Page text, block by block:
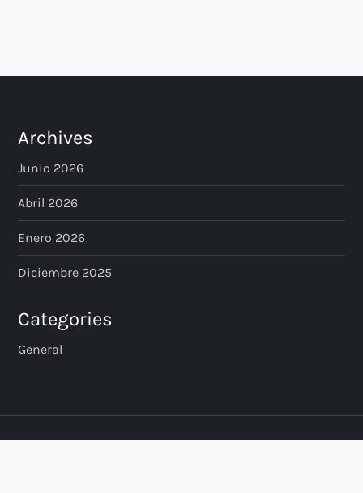
Archives
Junio 2026
Abril 2026
Enero 2026
Diciembre 2025
Categories
General